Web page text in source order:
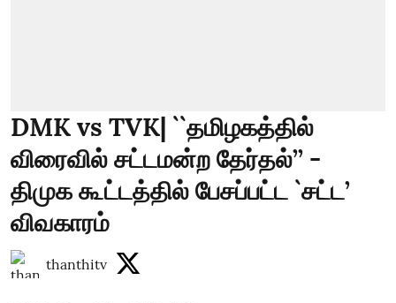
DMK vs TVK| ``தமிழகத்தில்
விரைவில் சட்டமன்ற தேர்தல்’’ -
திமுக கூட்டத்தில் பேசப்பட்ட `சட்ட’
விவகாரம்
thanthitv